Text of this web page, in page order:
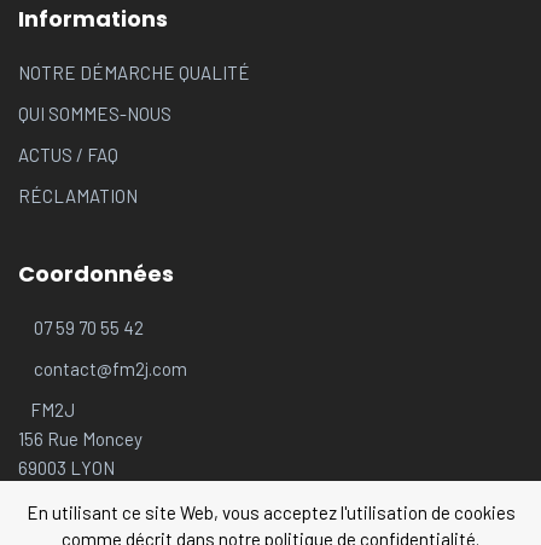
En utilisant ce site Web, vous acceptez l'utilisation de cookies
comme décrit dans notre politique de confidentialité.
Informations
NOTRE DÉMARCHE QUALITÉ
QUI SOMMES-NOUS
ACTUS / FAQ
RÉCLAMATION
Coordonnées
07 59 70 55 42
contact@fm2j.com
FM2J
156 Rue Moncey
69003 LYON